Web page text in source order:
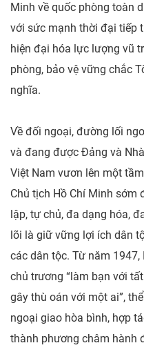
Minh về quốc phòng toàn
với sức mạnh thời đại tiếp
hiện đại hóa lực lượng vũ
phòng, bảo vệ vững chắc
nghĩa.
Về đối ngoại, đường lối
và đang được Đảng và
Việt Nam vươn lên một
Chủ tịch Hồ Chí Minh sớm
lập, tự chủ, đa dạng hóa,
lõi là giữ vững lợi ích dân
các dân tộc. Từ năm
chủ trương “làm bạn với
gây thù oán với một ai”,
ngoại giao hòa bình, hợp
thành phương châm hành